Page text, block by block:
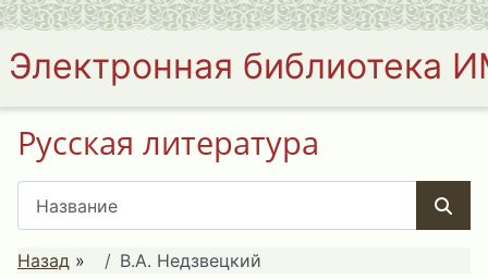
Электронная библиотека
Русская литература
Назад » В.А. Недзвецкий